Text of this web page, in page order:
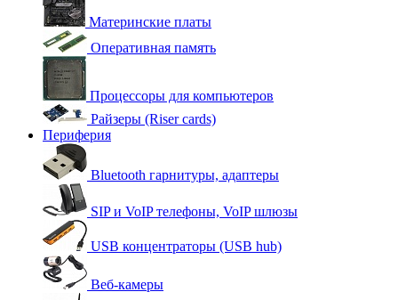
Материнские платы
Оперативная память
Процессоры для компьютеров
Райзеры (Riser cards)
Периферия
Bluetooth гарнитуры, адаптеры
SIP и VoIP телефоны, VoIP шлюзы
USB концентраторы (USB hub)
Веб-камеры